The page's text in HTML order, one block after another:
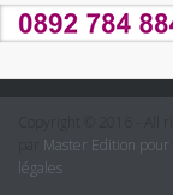
Master Edition
légales